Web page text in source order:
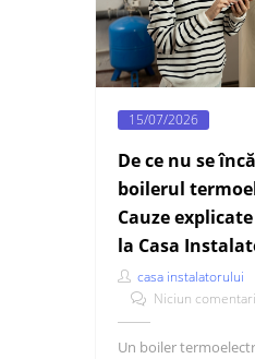
15/07/2026
De ce nu se
boilerul
Cauze
la Casa
casa instalatorului
Niciun
Un boiler